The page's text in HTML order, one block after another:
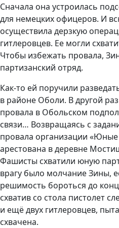
Сначала она устроилась
для немецких офицеров. И
осуществила дерзкую
гитлеровцев. Ее могли
Чтобы избежать провала,
партизанский отряд.
Как-то ей поручили
в районе Оболи. В другой
провала в Обольском
связи… Возвращаясь с
провала организации
арестована в деревне
Фашисты схватили юную
врагу было молчание Зины,
решимость бороться до
схватив со стола пистолет
и ещё двух гитлеровцев,
схвачена.